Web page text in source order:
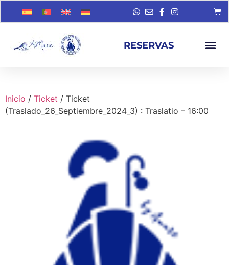
RESERVAS
Inicio / Ticket / Ticket
(Traslado_26_Septiembre_2024_3) : Traslatio – 16:00